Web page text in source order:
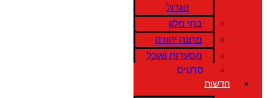
הגדול
בתי מלון
מחנה יהודה
מסעדות ואוכל
סרטים
חדשות